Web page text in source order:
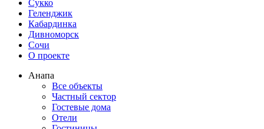
Сукко
Геленджик
Кабардинка
Дивноморск
Сочи
О проекте
Анапа
Все объекты
Частный сектор
Гостевые дома
Отели